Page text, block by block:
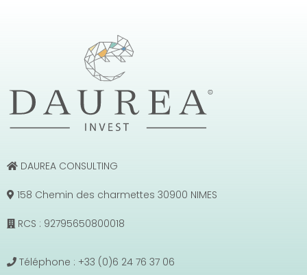
DAUREA CONSULTING
158 Chemin des charmettes 30900 NIMES
RCS : 92795650800018
Téléphone : +33 (0)6 24 76 37 06